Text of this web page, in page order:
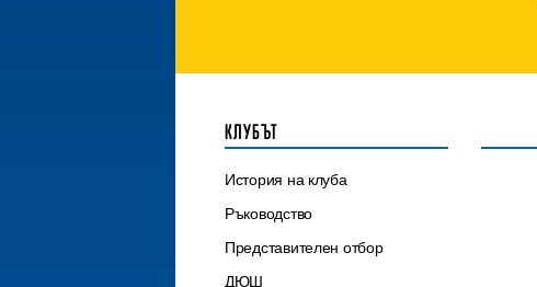
КЛУБЪТ
История на клуба
Ръководство
Представителен отбор
ДЮШ